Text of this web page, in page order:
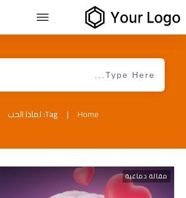
Home
| Tag: لماذا الحب
مقالة دماغية